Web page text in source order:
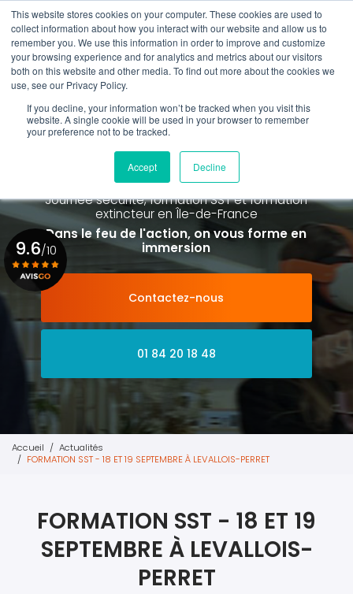
This website stores cookies on your computer. These cookies are used to
collect information about how you interact with our website and allow us to
remember you. We use this information in order to improve and customize
your browsing experience and for analytics and metrics about our visitors
both on this website and other media. To find out more about the cookies we
use, see our Privacy Policy.
If you decline, your information won’t be tracked when you visit this
website. A single cookie will be used in your browser to remember
your preference not to be tracked.
Accept Decline
Aller
au
contenu
principal
01 84 20 18 48
Rappel gratuit
Spécialiste de la formation SST et
de la Formation Incendie
à Paris La Défense depuis 2015
Journée sécurité, formation SST et formation
extincteuren Île-de-France
Dans le feu de l'action, on vous forme en
immersion
Contactez-nous
01 84 20 18 48
9.6/10
Voir le certificat
Accueil
Actualités
FORMATION SST - 18 ET 19 SEPTEMBRE À LEVALLOIS-PERRET
FORMATION SST - 18 ET 19
SEPTEMBRE À LEVALLOIS-
PERRET